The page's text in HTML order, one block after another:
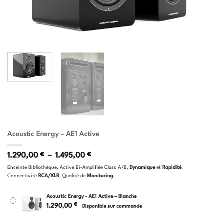
Acoustic Energy – AE1 Active
1.290,00 € – 1.495,00 €Plage
prix :
1.290,00 €
1.495,00 €
Enceinte Bibliothèque, Active Bi-Amplifiée Class A/B. Dynamiqueet Rapidité,
Connectivité RCA/XLR, Qualité de Monitoring.
Acoustic Energy - AE1 Active – Blanche
1.290,00 € Disponible sur commande